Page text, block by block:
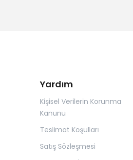
Yardım
Kişisel Verilerin Korunma
Kanunu
Teslimat Koşulları
Satış Sözleşmesi